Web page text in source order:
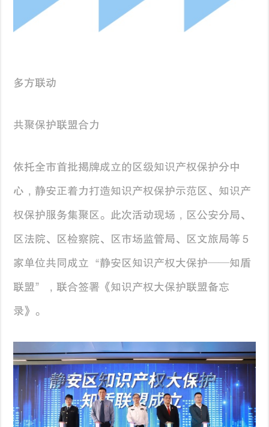
多方联动
共聚保护联盟合力
依托全市首批揭牌成立的区级知识产权保护分中
心，静安正着力打造知识产权保护示范区、知识产
权保护服务集聚区。此次活动现场，区公安分局、
区法院、区检察院、区市场监管局、区文旅局等５
家单位共同成立“静安区知识产权大保护——知盾
联盟”，联合签署《知识产权大保护联盟备忘
录》。